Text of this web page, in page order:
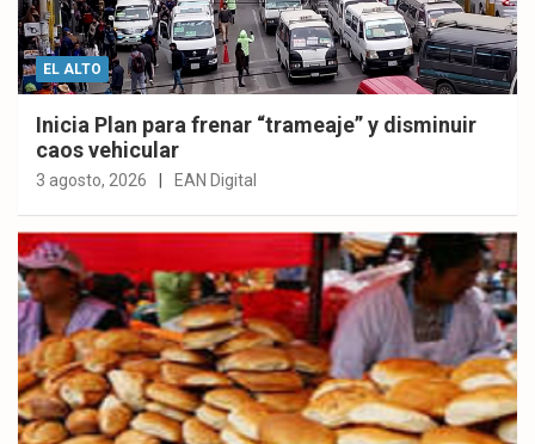
EL ALTO
Inicia Plan para frenar “trameaje” y disminuir
caos vehicular
3 agosto, 2026 EAN Digital